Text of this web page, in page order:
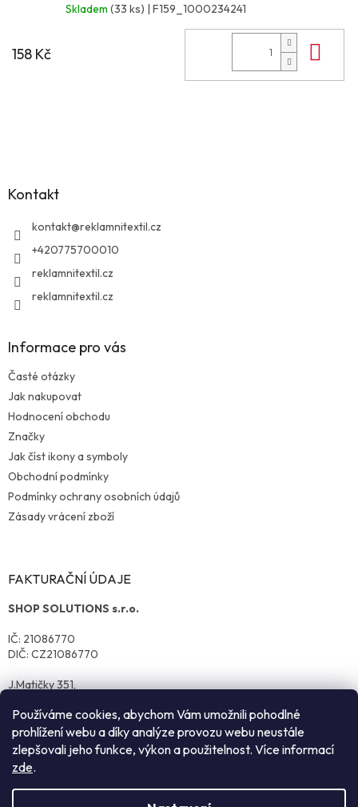
Používáme cookies, abychom Vám umožnili pohodlné
prohlížení webu a díky analýze provozu webu neustále
zlepšovali jeho funkce, výkon a použitelnost. Více informací
zde.
Skladem (33 ks) | F159_1000234241
158 Kč
Kontakt
kontakt@reklamnitextil.cz
+420775700010
reklamnitextil.cz
reklamnitextil.cz
Informace pro vás
Časté otázky
Jak nakupovat
Hodnocení obchodu
Značky
Jak číst ikony a symboly
Obchodní podmínky
Podmínky ochrany osobních údajů
Zásady vrácení zboží
FAKTURAČNÍ ÚDAJE
SHOP SOLUTIONS s.r.o.
IČ: 21086770
DIČ: CZ21086770
J.Matičky 351,